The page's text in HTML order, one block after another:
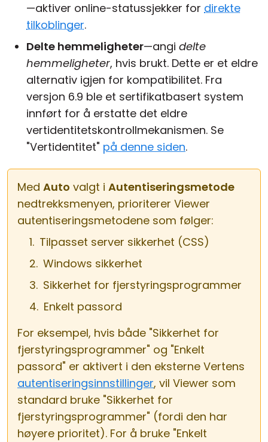
—aktiver online-statussjekker for direkte
tilkoblinger.
Delte hemmeligheter—angi delte
hemmeligheter, hvis brukt. Dette er et eldre
alternativ igjen for kompatibilitet. Fra
versjon 6.9 ble et sertifikatbasert system
innført for å erstatte det eldre
vertidentitetskontrollmekanismen. Se
"Vertidentitet" på denne siden.
Med Auto valgt i Autentiseringsmetode
nedtrekksmenyen, prioriterer Viewer
autentiseringsmetodene som følger:
Tilpasset server sikkerhet (CSS)
Windows sikkerhet
Sikkerhet for fjerstyringsprogrammer
Enkelt passord
For eksempel, hvis både "Sikkerhet for
fjerstyringsprogrammer" og "Enkelt
passord" er aktivert i den eksterne Vertens
autentiseringsinnstillinger, vil Viewer som
standard bruke "Sikkerhet for
fjerstyringsprogrammer" (fordi den har
høyere prioritet). For å bruke "Enkelt